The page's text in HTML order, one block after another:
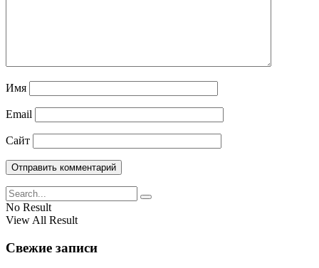
Имя
Email
Сайт
No Result
View All Result
Свежие записи